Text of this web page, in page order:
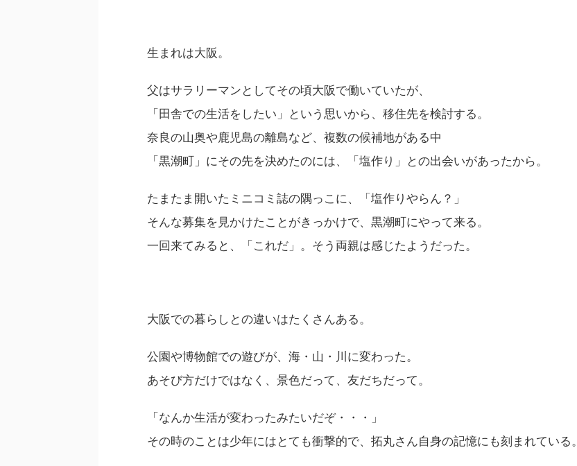
生まれは大阪。
父はサラリーマンとしてその頃大阪で働いていたが、
「田舎での生活をしたい」という思いから、移住先を検討する。
奈良の山奥や鹿児島の離島など、複数の候補地がある中
「黒潮町」にその先を決めたのには、「塩作り」との出会いがあったから。
たまたま開いたミニコミ誌の隅っこに、「塩作りやらん？」
そんな募集を見かけたことがきっかけで、黒潮町にやって来る。
一回来てみると、「これだ」。そう両親は感じたようだった。
大阪での暮らしとの違いはたくさんある。
公園や博物館での遊びが、海・山・川に変わった。
あそび方だけではなく、景色だって、友だちだって。
「なんか生活が変わったみたいだぞ・・・」
その時のことは少年にはとても衝撃的で、拓丸さん自身の記憶にも刻まれている。